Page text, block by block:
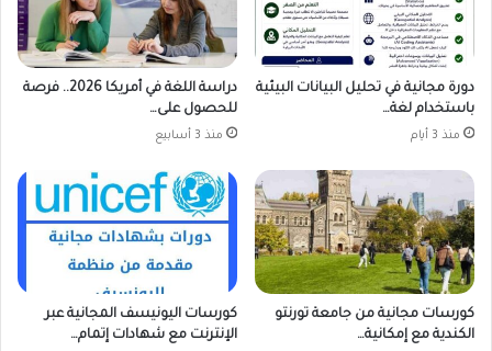
دورة مجانية في تحليل البيانات البيئية
باستخدام لغة…
منذ 3 أيام
دراسة اللغة في أمريكا 2026.. فرصة
للحصول على…
منذ 3 أسابيع
كورسات مجانية من جامعة تورنتو
الكندية مع إمكانية…
كورسات اليونيسف المجانية عبر
الإنترنت مع شهادات إتمام…